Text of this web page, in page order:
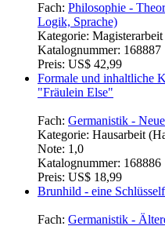
Fach: Philosophie -
Logik, Sprache)
Kategorie:
Katalognummer: 168887
Preis: US$ 42,99
Formale und inhaltliche
"Fräulein Else"
Fach: Germanistik -
Kategorie: Hausarbeit
Note: 1,0
Katalognummer: 168886
Preis: US$ 18,99
Brunhild - eine
Fach: Germanistik -